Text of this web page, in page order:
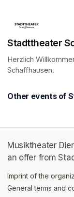
Stadttheater
Herzlich
Schaffhausen.
Other events of
Musiktheater
an offer from
Imprint of the
General terms and